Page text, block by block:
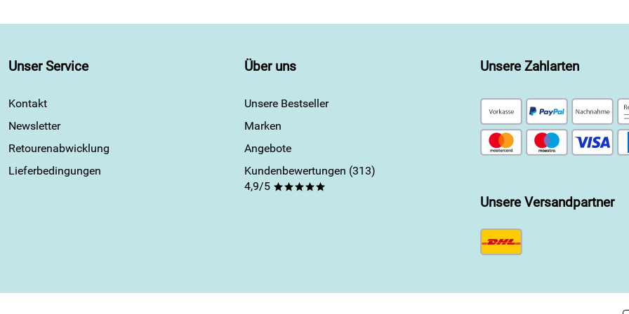
Unser Service
Kontakt
Newsletter
Retourenabwicklung
Lieferbedingungen
Über uns
Unsere Bestseller
Marken
Angebote
Kundenbewertungen (313)
4,9/5 *****
Unsere Zahlarten
Unsere Versandpartner